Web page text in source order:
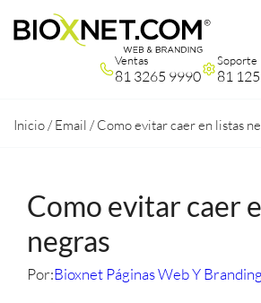
Ventas
81 3265 9990
Soporte
81
Inicio /Email /Como evitar caer en listas
Como evitar caer
negras
Por:Bioxnet Páginas Web Y Branding